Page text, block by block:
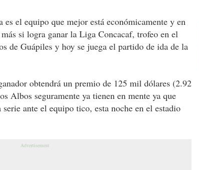
el equipo que mejor está económicamente y en
más si logra ganar la Liga Concacaf, trofeo en el
de Guápiles y hoy se juega el partido de ida de la
obtendrá un premio de 125 mil dólares (2.92
Albos seguramente ya tienen en mente ya que
ante el equipo tico, esta noche en el estadio